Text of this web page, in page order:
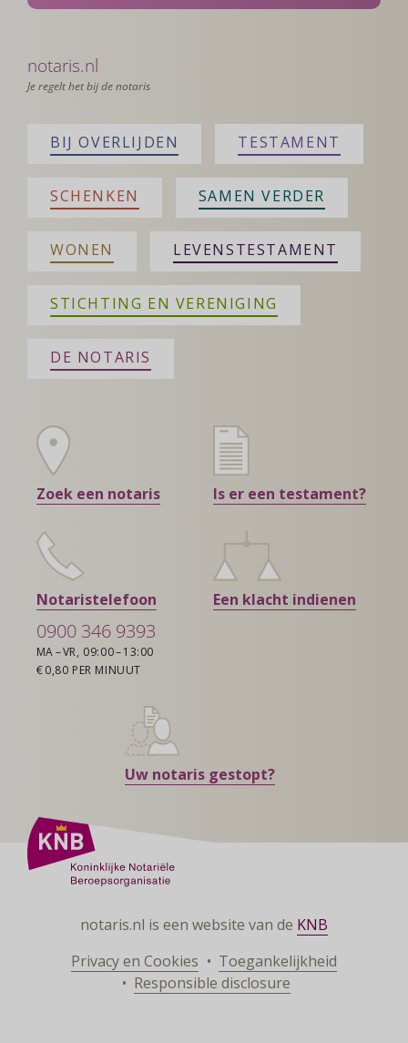
notaris.nl
Je regelt het bij de notaris
BIJ OVERLIJDEN TESTAMENT
SCHENKEN SAMEN VERDER
WONEN LEVENSTESTAMENT
STICHTING EN VERENIGING
DE NOTARIS
Zoek een notaris Is er een testament?
Notaristelefoon
0900 346 9393
MA – VR, 09:00 – 13:00
€ 0,80 PER MINUUT
Een klacht indienen
Uw notaris gestopt?
notaris.nl is een website van de KNB
Privacy en Cookies
Toegankelijkheid
Responsible disclosure